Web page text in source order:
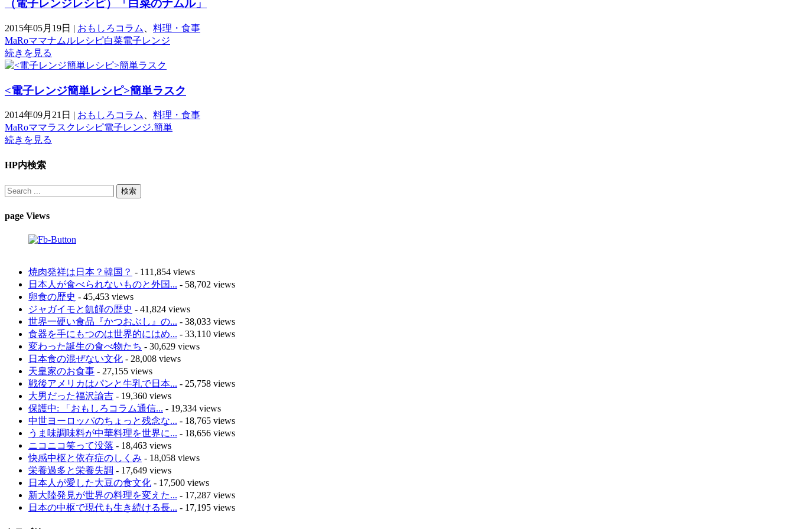
（電子レンジレシピ）「白菜のナムル」
2015年05月19日 | おもしろコラム
料理・食事
MaRoママナムルレシピ白菜電子レンジ
続きを見る
<電子レンジ簡単レシピ>簡単ラスク
2014年09月21日 | おもしろコラム、 料理・食事
MaRoママラスク レシピ電子レンジ.簡単
続きを見る
HP内検索
page Views
焼肉発祥は日本？韓国？ - 111,854 views
日本人が食べられないものと外国... - 58,702 views
卵食の歴史 - 45,453 views
ジャガイモと飢饉の歴史 - 41,824 views
世界一硬い食品『かつおぶし』の... - 38,033 views
食器を手にもつのは世界的にはめ... - 33,110 views
変わった誕生の食べ物たち - 30,629 views
日本食の混ぜない文化 - 28,008 views
天皇家のお食事 - 27,155 views
戦後アメリカはパンと牛乳で日本... - 25,758 views
大男だった福沢諭吉 - 19,360 views
保護中: 「おもしろコラム通信... - 19,334 views
中世ヨーロッパのちょっと残念な... - 18,765 views
うま味調味料が中華料理を世界に... - 18,656 views
ニコニコ笑って没落 - 18,463 views
快感中枢と依存症のしくみ - 18,058 views
栄養過多と栄養失調 - 17,649 views
日本人が愛した大豆の食文化 - 17,500 views
新大陸発見が世界の料理を変えた... - 17,287 views
日本の中枢で現代も生き続ける長... - 17,195 views